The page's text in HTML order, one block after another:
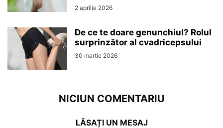
2 aprilie 2026
De ce te doare genunchiul? Rolul
surprinzător al cvadricepsului
30 martie 2026
NICIUN COMENTARIU
LĂSAȚI UN MESAJ